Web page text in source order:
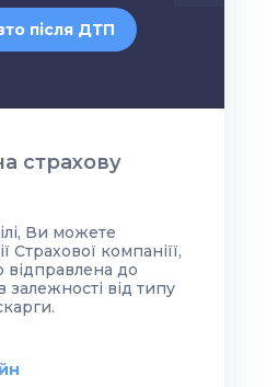
після ДТП
страхову
Ви можете
Страхової компаніїї,
відправлена до
залежності від типу